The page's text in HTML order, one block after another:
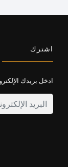
اشترك
ادخل بريدك